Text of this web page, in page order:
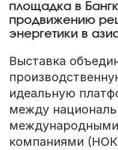
площадка в
продвижению
энергетики в
Выставка
идеальную
между
компаниями